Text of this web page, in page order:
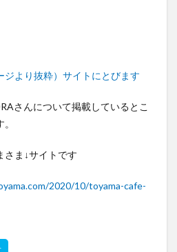
ジより抜粋）サイトにとびます
さんについて掲載しているとこ
さま↓サイトです
2020/10/toyama-cafe-